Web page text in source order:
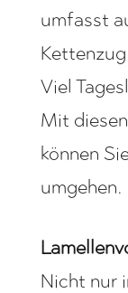
umfasst
Viel
Mit
können
umgehen.
Nicht nur